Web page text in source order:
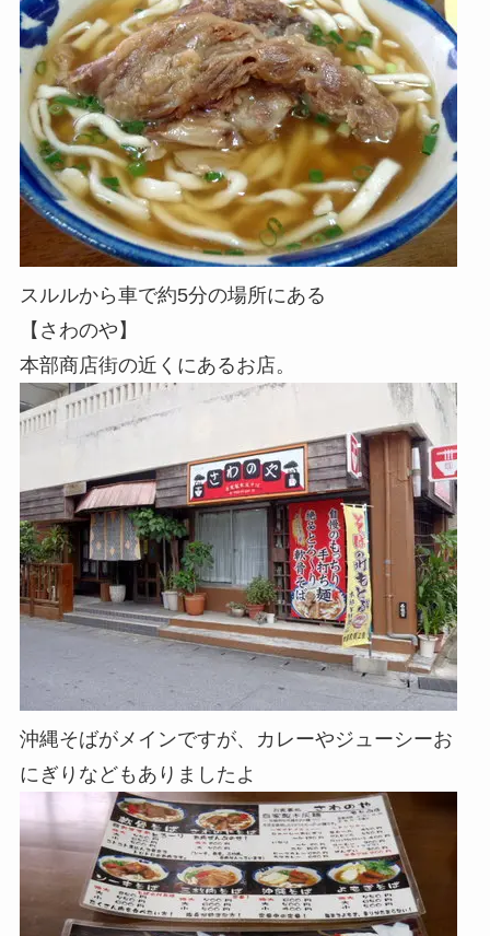
スルルから車で約5分の場所にある
【さわのや】
本部商店街の近くにあるお店。
沖縄そばがメインですが、カレーやジューシーお
にぎりなどもありましたよ